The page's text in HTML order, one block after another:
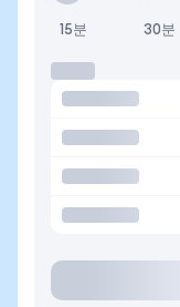
15분 30분